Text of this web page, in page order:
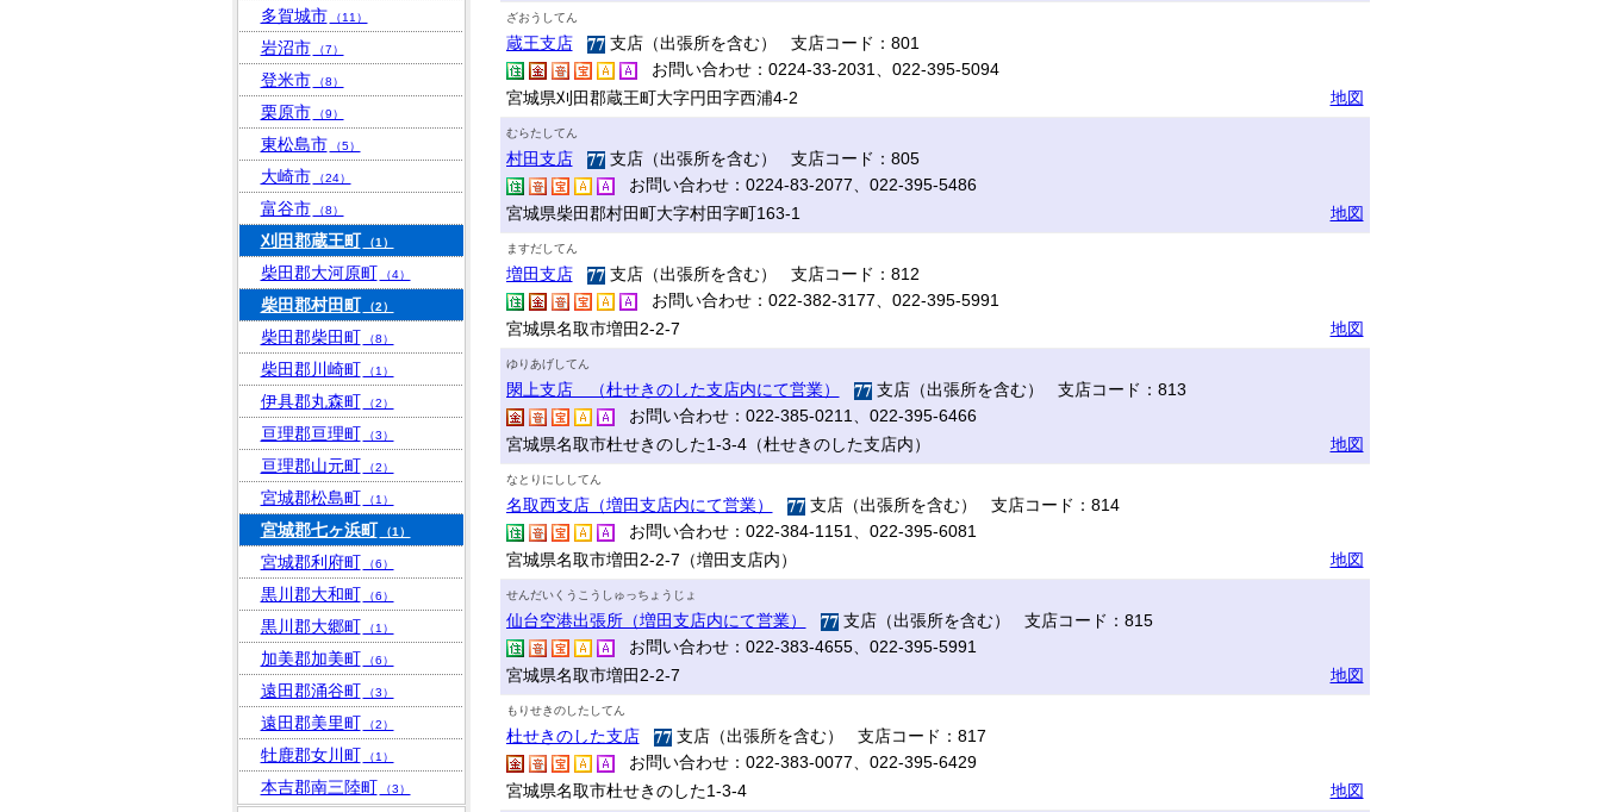
ざおうしてん
蔵王支店
支店（出張所を含む） 支店コード：801
お問い合わせ：0224-33-2031、022-395-5094
宮城県刈田郡蔵王町大字円田字西浦4-2
地図
むらたしてん
村田支店
支店（出張所を含む） 支店コード：805
お問い合わせ：0224-83-2077、022-395-5486
宮城県柴田郡村田町大字村田字町163-1
地図
ますだしてん
増田支店
支店（出張所を含む） 支店コード：812
お問い合わせ：022-382-3177、022-395-5991
宮城県名取市増田2-2-7
地図
ゆりあげしてん
閖上支店 （杜せきのした支店内にて営業）
支店（出張所を含む） 支店コード：813
お問い合わせ：022-385-0211、022-395-6466
宮城県名取市杜せきのした1-3-4（杜せきのした支店内）
地図
なとりにししてん
名取西支店（増田支店内にて営業）
支店（出張所を含む） 支店コード：814
お問い合わせ：022-384-1151、022-395-6081
宮城県名取市増田2-2-7（増田支店内）
地図
せんだいくうこうしゅっちょうじょ
仙台空港出張所（増田支店内にて営業）
支店（出張所を含む） 支店コード：815
お問い合わせ：022-383-4655、022-395-5991
宮城県名取市増田2-2-7
地図
もりせきのしたしてん
杜せきのした支店
支店（出張所を含む） 支店コード：817
お問い合わせ：022-383-0077、022-395-6429
宮城県名取市杜せきのした1-3-4
地図
多賀城市 （11）
岩沼市 （7）
登米市 （8）
栗原市 （9）
東松島市 （5）
大崎市 （24）
富谷市 （8）
刈田郡蔵王町 （1）
柴田郡大河原町 （4）
柴田郡村田町 （2）
柴田郡柴田町 （8）
柴田郡川崎町 （1）
伊具郡丸森町 （2）
亘理郡亘理町 （3）
亘理郡山元町 （2）
宮城郡松島町 （1）
宮城郡七ヶ浜町 （1）
宮城郡利府町 （6）
黒川郡大和町 （6）
黒川郡大郷町 （1）
加美郡加美町 （6）
遠田郡涌谷町 （3）
遠田郡美里町 （2）
牡鹿郡女川町 （1）
本吉郡南三陸町 （3）